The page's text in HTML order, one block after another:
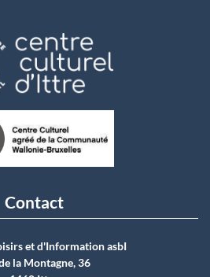
Contact
et d'Information asbI
la Montagne, 36